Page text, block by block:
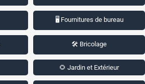
🖥️ Fournitures de bureau
🛠️ Bricolage
🌻 Jardin et Extérieur